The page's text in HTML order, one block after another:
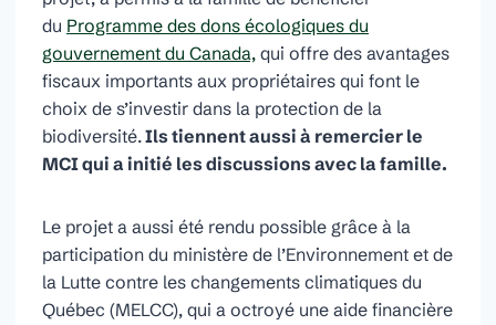
du Programme des dons écologiques du
gouvernement du Canada, qui offre des avantages
fiscaux importants aux propriétaires qui font le
choix de s’investir dans la protection de la
biodiversité.Ils tiennent aussi à remercier le
MCI qui a initié les discussions avec la famille.
Le projet a aussi été rendu possible grâce à la
participation du ministère de l’Environnement et de
la Lutte contre les changements climatiques du
Québec (MELCC), qui a octroyé une aide financière